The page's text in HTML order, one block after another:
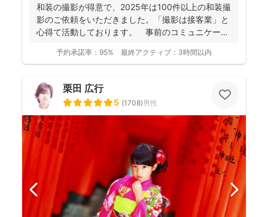
和装の撮影が得意で、2025年は100件以上の和装撮
影のご依頼をいただきました。「撮影は接客業」と
心得て活動しております。 事前のコミュニケーシ
予約承諾率： 95% 最終アクティブ： 3時間以内
栗田 広行
5 (1708)男性